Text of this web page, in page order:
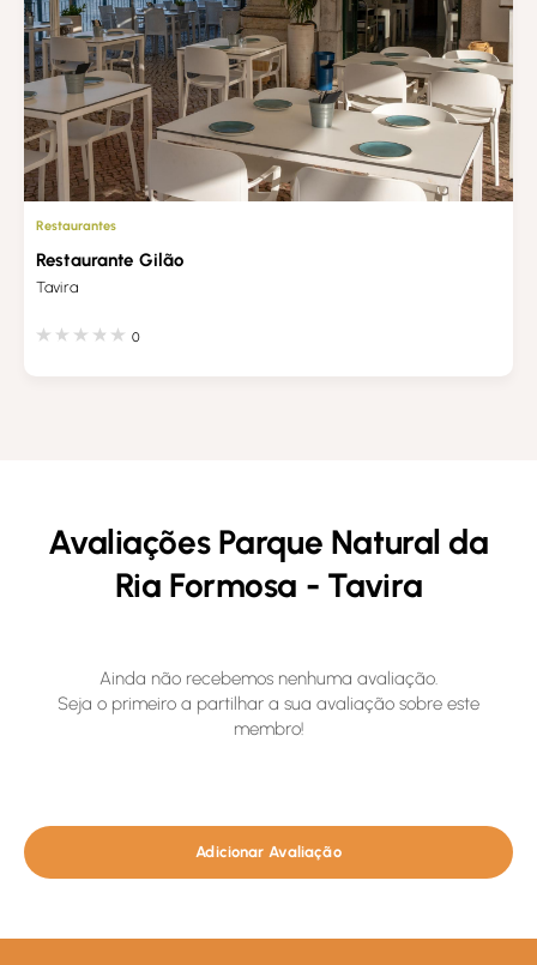
Restaurantes
Restaurante Gilão
Tavira
0
Avaliações Parque Natural da
Ria Formosa - Tavira
Ainda não recebemos nenhuma avaliação.
Seja o primeiro a partilhar a sua avaliação sobre este
membro!
Adicionar Avaliação